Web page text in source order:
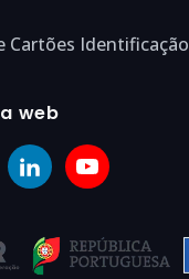
Cartões Identificação
web